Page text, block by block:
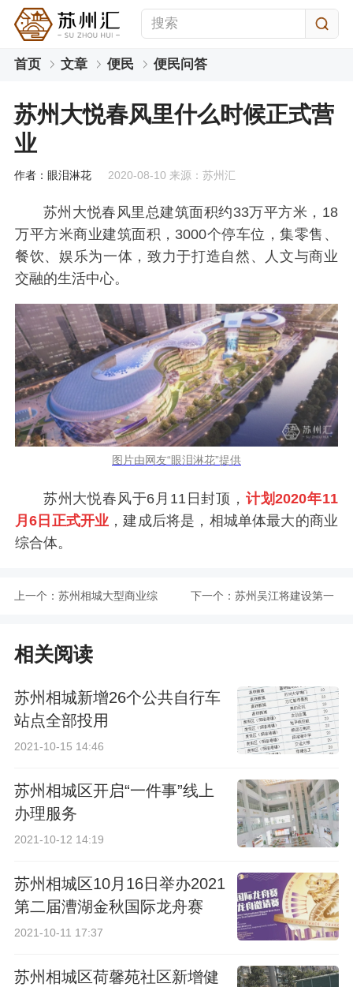
首页 文章 便民 便民问答
苏州大悦春风里什么时候正式营
业
作者：眼泪淋花 2020-08-10 来源：苏州汇
苏州大悦春风里总建筑面积约33万平方米，18
万平方米商业建筑面积，3000个停车位，集零售、
餐饮、娱乐为一体，致力于打造自然、人文与商业
交融的生活中心。
图片由网友“眼泪淋花”提供
苏州大悦春风于6月11日封顶， 计划2020年11
月6日正式开业 ，建成后将是，相城单体最大的商业
综合体。
上一个： 苏州相城大型商业综 下一个： 苏州吴江将建设第一
相关阅读
苏州相城新增26个公共自行车
站点全部投用
2021-10-15 14:46
苏州相城区开启“一件事”线上
办理服务
2021-10-12 14:19
苏州相城区10月16日举办2021
第二届漕湖金秋国际龙舟赛
2021-10-11 17:37
苏州相城区荷馨苑社区新增健